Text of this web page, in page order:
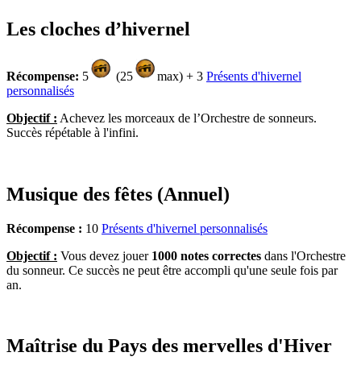
Les cloches d’hivernel
Récompense: 5 (25 max) + 3 Présents d'hivernel
personnalisés
Objectif : Achevez les morceaux de l’Orchestre de sonneurs.
Succès répétable à l'infini.
Musique des fêtes (Annuel)
Récompense : 10 Présents d'hivernel personnalisés
Objectif : Vous devez jouer 1000 notes correctes dans l'Orchestre
du sonneur. Ce succès ne peut être accompli qu'une seule fois par
an.
Maîtrise du Pays des mervelles d'Hiver